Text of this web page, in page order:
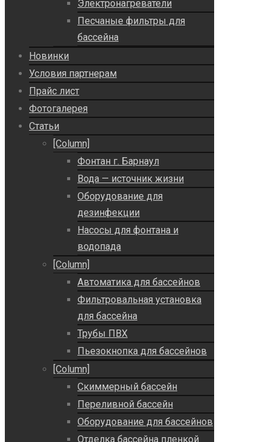
Электронагреватели
Песчаные фильтры для
бассейна
Новинки
Условия партнерам
Прайс лист
Фотогалерея
Статьи
[Column]
Фонтан г. Барнаул
Вода — источник жизни
Оборудование для
дезинфекции
Насосы для фонтана и
водопада
[Column]
Автоматика для бассейнов
Фильтровальная установка
для бассейна
Трубы ПВХ
Пьезокнопка для бассейнов
[Column]
Скиммерный бассейн
Переливной бассейн
Оборудование для бассейнов
Отделка бассейна пленкой